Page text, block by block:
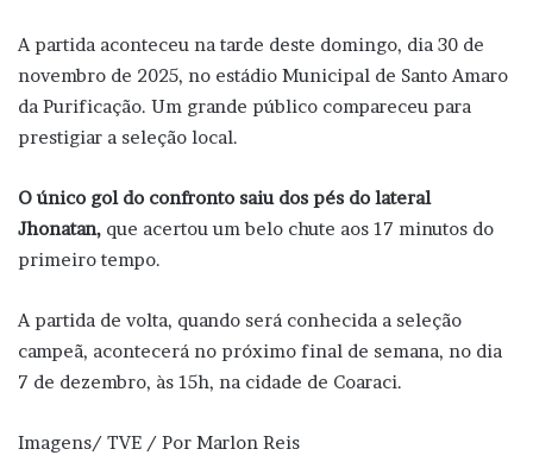
A partida aconteceu na tarde deste domingo, dia 30 de
novembro de 2025, no estádio Municipal de Santo Amaro
da Purificação. Um grande público compareceu para
prestigiar a seleção local.
O único gol do confronto saiu dos pés do lateral
Jhonatan, que acertou um belo chute aos 17 minutos do
primeiro tempo.
A partida de volta, quando será conhecida a seleção
campeã, acontecerá no próximo final de semana, no dia
7 de dezembro, às 15h, na cidade de Coaraci.
Imagens/ TVE / Por Marlon Reis